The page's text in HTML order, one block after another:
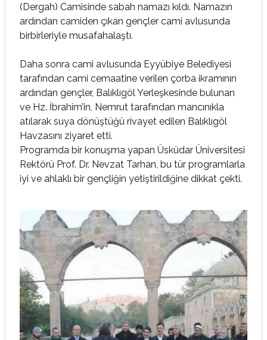
(Dergah) Camisinde sabah namazı kıldı. Namazın
ardından camiden çıkan gençler cami avlusunda
birbirleriyle musafahalaştı.
Daha sonra cami avlusunda Eyyübiye Belediyesi
tarafından cami cemaatine verilen çorba ikramının
ardından gençler, Balıklıgöl Yerleşkesinde bulunan
ve Hz. İbrahim’in, Nemrut tarafından mancınıkla
atılarak suya dönüştüğü rivayet edilen Balıklıgöl
Havzasını ziyaret etti.
Programda bir konuşma yapan Üsküdar Üniversitesi
Rektörü Prof. Dr. Nevzat Tarhan, bu tür programlarla
iyi ve ahlaklı bir gençliğin yetiştirildiğine dikkat çekti.